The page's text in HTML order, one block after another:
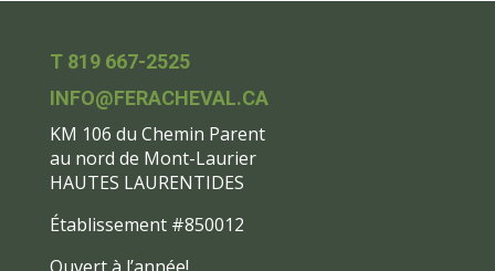
T 819 667-2525
INFO@FERACHEVAL.CA
KM 106 du Chemin Parent
au nord de Mont-Laurier
HAUTES LAURENTIDES
Établissement #850012